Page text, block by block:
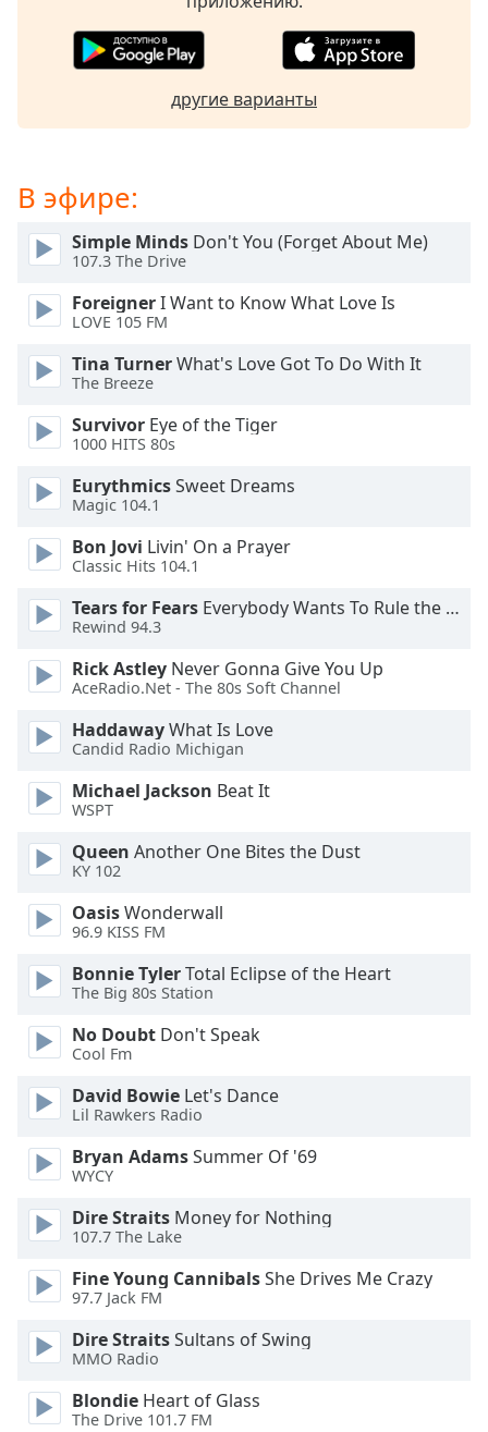
cancel
the
window.
Text
Color
Opacity
Text
Background
Opacity
Caption
Area
Color
Opacity
Font
Size
Text
Edge
Style
Font
Done
Modal
Dialog
End
dialog
другие варианты
В эфире:
Simple Minds Don't You (Forget About Me)
107.3 The Drive
ForeignerI Want to Know What Love Is
LOVE 105 FM
Tina TurnerWhat's Love Got To Do With It
The Breeze
Survivor Eye of the Tiger
1000 HITS 80s
EurythmicsSweet Dreams
Magic 104.1
Bon Jovi Livin' On a Prayer
Classic Hits 104.1
Tears for Fears Everybody Wants To Rule the World
Rewind 94.3
Rick Astley Never Gonna Give You Up
AceRadio.Net - The 80s Soft Channel
HaddawayWhat Is Love
Candid Radio Michigan
Michael Jackson Beat It
WSPT
Queen Another One Bites the Dust
KY 102
OasisWonderwall
96.9 KISS FM
Bonnie TylerTotal Eclipse of the Heart
The Big 80s Station
No Doubt Don't Speak
Cool Fm
David Bowie Let's Dance
Lil Rawkers Radio
Bryan AdamsSummer Of '69
WYCY
Dire Straits Money for Nothing
107.7 The Lake
Fine Young CannibalsShe Drives Me Crazy
97.7 Jack FM
Dire StraitsSultans of Swing
MMO Radio
Blondie Heart of Glass
The Drive 101.7 FM